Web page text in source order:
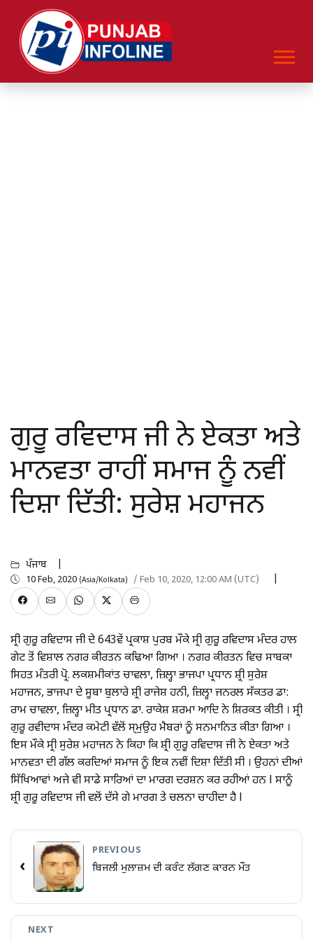
ਗੁਰੂ ਰਵਿਦਾਸ ਜੀ ਨੇ ਏਕਤਾ ਅਤੇ
ਮਾਨਵਤਾ ਰਾਹੀਂ ਸਮਾਜ ਨੂੰ ਨਵੀਂ
ਦਿਸ਼ਾ ਦਿੱਤੀ: ਸੁਰੇਸ਼ ਮਹਾਜਨ
ਪੰਜਾਬ
10 Feb, 2020 (Asia/Kolkata) / Feb 10, 2020, 12:00 AM (UTC)
ਸ੍ਰੀ ਗੁਰੂ ਰਵਿਦਾਸ ਜੀ ਦੇ 643ਵੇਂ ਪ੍ਰਕਾਸ਼ ਪੁਰਬ ਮੌਕੇ ਸ੍ਰੀ ਗੁਰੂ ਰਵਿਦਾਸ ਮੰਦਰ ਹਾਲ
ਗੇਟ ਤੋਂ ਵਿਸ਼ਾਲ ਨਗਰ ਕੀਰਤਨ ਕਢਿਆ ਗਿਆ । ਨਗਰ ਕੀਰਤਨ ਵਿਚ ਸਾਬਕਾ
ਸਿਹਤ ਮੰਤਰੀ ਪ੍ਰੋ. ਲਕਸ਼ਮੀਕਾਂਤ ਚਾਵਲਾ, ਜ਼ਿਲ੍ਹਾ ਭਾਜਪਾ ਪ੍ਰਧਾਨ ਸ਼੍ਰੀ ਸੁਰੇਸ਼
ਮਹਾਜਨ, ਭਾਜਪਾ ਦੇ ਸੂਬਾ ਬੁਲਾਰੇ ਸ਼੍ਰੀ ਰਾਜੇਸ਼ ਹਨੀ, ਜ਼ਿਲ੍ਹਾ ਜਨਰਲ ਸੱਕਤਰ ਡਾ:
ਰਾਮ ਚਾਵਲਾ, ਜ਼ਿਲ੍ਹਾ ਮੀਤ ਪ੍ਰਧਾਨ ਡਾ. ਰਾਕੇਸ਼ ਸ਼ਰਮਾ ਆਦਿ ਨੇ ਸ਼ਿਰਕਤ ਕੀਤੀ । ਸ੍ਰੀ
ਗੁਰੂ ਰਵੀਦਾਸ ਮੰਦਰ ਕਮੇਟੀ ਵੱਲੋਂ ਸ੍ਮੁਉਹ ਮੈਬਰਾਂ ਨੂੰ ਸਨਮਾਨਿਤ ਕੀਤਾ ਗਿਆ ।
ਇਸ ਮੌਕੇ ਸ੍ਰੀ ਸੁਰੇਸ਼ ਮਹਾਜਨ ਨੇ ਕਿਹਾ ਕਿ ਸ਼੍ਰੀ ਗੁਰੂ ਰਵਿਦਾਸ ਜੀ ਨੇ ਏਕਤਾ ਅਤੇ
ਮਾਨਵਤਾ ਦੀ ਗੱਲ ਕਰਦਿਆਂ ਸਮਾਜ ਨੂੰ ਇਕ ਨਵੀਂ ਦਿਸ਼ਾ ਦਿੱਤੀ ਸੀ । ਉਹਨਾਂ ਦੀਆਂ
ਸਿੱਖਿਆਵਾਂ ਅਜੇ ਵੀ ਸਾਡੇ ਸਾਰਿਆਂ ਦਾ ਮਾਰਗ ਦਰਸ਼ਨ ਕਰ ਰਹੀਆਂ ਹਨ l ਸਾਨੂੰ
ਸ਼੍ਰੀ ਗੁਰੂ ਰਵਿਦਾਸ ਜੀ ਵਲੋਂ ਦੱਸੇ ਗੇ ਮਾਰਗ ਤੇ ਚਲਨਾ ਚਾਹੀਦਾ ਹੈ l
‹
PREVIOUS
ਬਿਜਲੀ ਮੁਲਾਜ਼ਮ ਦੀ ਕਰੰਟ ਲੱਗਣ ਕਾਰਨ ਮੌਤ
NEXT